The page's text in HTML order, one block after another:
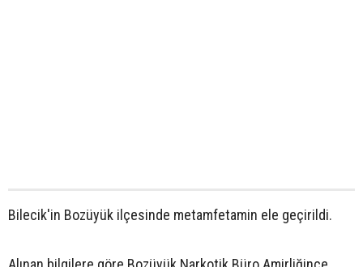
Bilecik'in Bozüyük ilçesinde metamfetamin ele geçirildi.